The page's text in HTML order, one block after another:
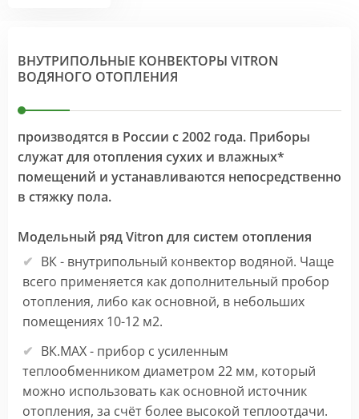
ВНУТРИПОЛЬНЫЕ КОНВЕКТОРЫ VITRON
ВОДЯНОГО ОТОПЛЕНИЯ
производятся в России с 2002 года. Приборы
служат для отопления сухих и влажных*
помещений и устанавливаются непосредственно
в стяжку пола.
Модельный ряд Vitron для систем отопления
ВК - внутрипольный конвектор водяной. Чаще
всего применяется как дополнительный пробор
отопления, либо как основной, в небольших
помещениях 10-12 м2.
ВК.МАХ - прибор с усиленным
теплообменником диаметром 22 мм, который
можно использовать как основной источник
отопления, за счёт более высокой теплоотдачи.